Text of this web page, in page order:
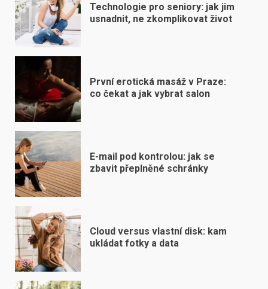
Technologie pro seniory: jak jim
usnadnit, ne zkomplikovat život
První erotická masáž v Praze:
co čekat a jak vybrat salon
E-mail pod kontrolou: jak se
zbavit přeplněné schránky
Cloud versus vlastní disk: kam
ukládat fotky a data